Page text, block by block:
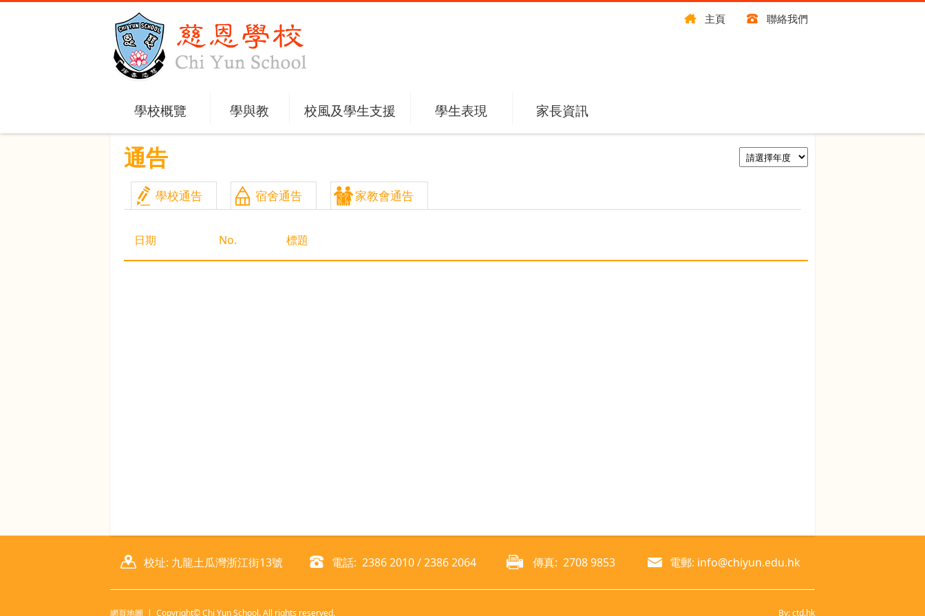
主頁 聯絡我們
學校概覽 學與教 校風及學生支援 學生表現 家長資訊
通告
學校通告 宿舍通告 家教會通告
日期 No. 標題
校址: 九龍土瓜灣浙江街13號 電話: 2386 2010 / 2386 2064 傳真: 2708 9853 電郵: info@chiyun.edu.hk
網頁地圖 | Copyright© Chi Yun School. All rights reserved. By: ctd.hk